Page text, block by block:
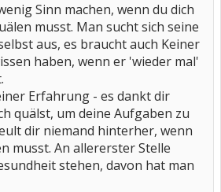
Sinn machen, wenn du dich
musst. Man sucht sich seine
aus, es braucht auch Keiner
haben, wenn er 'wieder mal'
Erfahrung - es dankt dir
quälst, um deine Aufgaben zu
dir niemand hinterher, wenn
musst. An allererster Stelle
stehen, davon hat man